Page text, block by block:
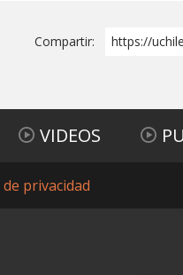
Compartir: https://
VIDEOS
privacidad